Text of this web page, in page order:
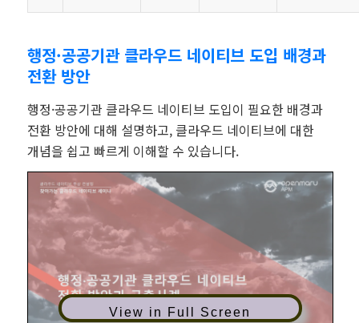
행정·공공기관 클라우드 네이티브 도입 배경과
전환 방안
행정·공공기관 클라우드 네이티브 도입이 필요한 배경과
전환 방안에 대해 설명하고, 클라우드 네이티브에 대한
개념을 쉽고 빠르게 이해할 수 있습니다.
View in Full Screen